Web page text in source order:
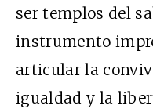
ser templos del
instrumento
articular la
igualdad y la